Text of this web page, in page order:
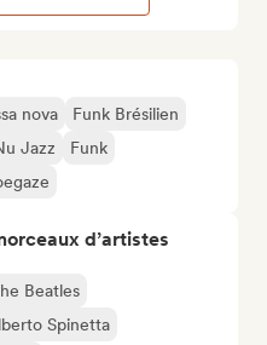
nova
Funk Brésilien
Jazz
Funk
d’artistes
Beatles
Spinetta